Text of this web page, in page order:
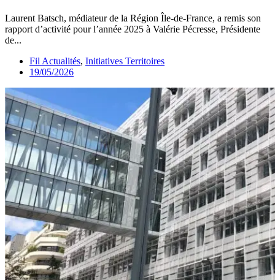
Laurent Batsch, médiateur de la Région Île-de-France, a remis son
rapport d’activité pour l’année 2025 à Valérie Pécresse, Présidente
de...
Fil Actualités, Initiatives Territoires
19/05/2026